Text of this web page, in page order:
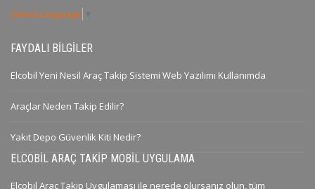
Select Language
FAYDALI BILGILER
Elcobil Yeni Nesil Araç Takip Sistemi Web Yazılımı Kullanımda
Araçlar Neden Takip Edilir?
Yakıt Depo Güvenlik Kiti Nedir?
ELCOBIL ARAÇ TAKIP MOBIL UYGULAMA
Elcobil Araç Takip Uygulaması ile nerede olursanız olun, tüm